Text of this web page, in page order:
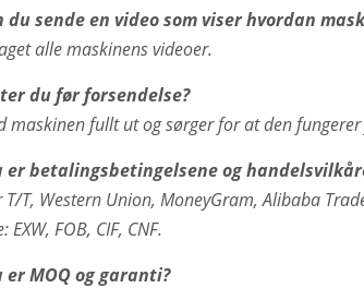
du sende en video som viser hvordan
alle maskinens videoer.
du før forsendelse?
maskinen fullt ut og sørger for at den
er betalingsbetingelsene og
T/T, Western Union, MoneyGram, Alibaba
FOB, CIF, CNF.
er MOQ og garanti?